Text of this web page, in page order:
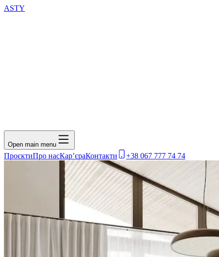
ASTY
Open main menu
ПроєктиПро насКар’єраКонтакти +38 067 777 74 74